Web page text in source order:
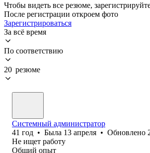
Чтобы видеть все резюме,
После регистрации откроем фото
Зарегистрироваться
За всё время
По соответствию
20 резюме
Системный администратор
41 год • Была 13 апреля • Обновлено
Не ищет работу
Общий опыт